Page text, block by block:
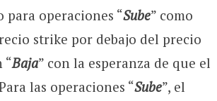
operaciones “Sube” como
strike por debajo del precio
“Baja” con la esperanza de que el
las operaciones “Sube”, el